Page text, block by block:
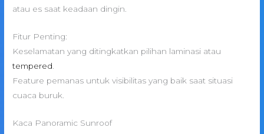
atau es saat keadaan dingin.
Fitur Penting:
Keselamatan yang ditingkatkan pilihan laminasi atau
tempered.
Feature pemanas untuk visibilitas yang baik saat situasi
cuaca buruk.
Kaca Panoramic Sunroof